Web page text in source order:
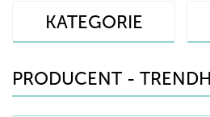
KATEGORIE
PRODUCENT -